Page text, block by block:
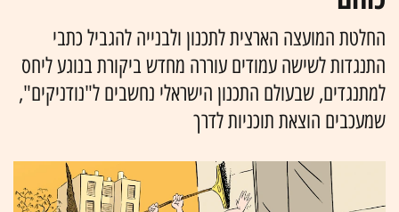
החלטת המועצה הארצית לתכנון ולבנייה להגביל כתבי
התנגדות לשישה עמודים עוררה מחדש ביקורת בנוגע ליחס
למתנגדים, שבעולם התכנון הישראלי נחשבים ל"נודניקים",
שמעכבים הוצאת תוכניות לדרך